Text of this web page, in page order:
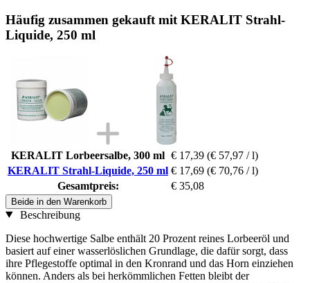
Häufig zusammen gekauft mit KERALIT Strahl-
Liquide, 250 ml
KERALIT Lorbeersalbe, 300 ml € 17,39 (€ 57,97 / l)
KERALIT Strahl-Liquide, 250 ml € 17,69 (€ 70,76 / l)
Gesamtpreis:
€ 35,08
Beide in den Warenkorb
Beschreibung
Diese hochwertige Salbe enthält 20 Prozent reines Lorbeeröl und
basiert auf einer wasserlöslichen Grundlage, die dafür sorgt, dass
ihre Pflegestoffe optimal in den Kronrand und das Horn einziehen
können. Anders als bei herkömmlichen Fetten bleibt der